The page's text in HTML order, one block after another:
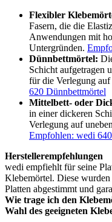
Flexibler
Fasern, die die
Anwendungen mit
Untergründen.
Dünnbettmörtel:
Schicht aufgetragen
für die Verlegung
620 Dünnbettmörtel
Mittelbett- oder
in einer dickeren
Verlegung auf
Empfohlen: wedi
Herstellerempfehlungen
wedi empfiehlt für seine
Klebemörtel. Diese
Platten abgestimmt und
Wie trage ich den
Wahl des geeigneten